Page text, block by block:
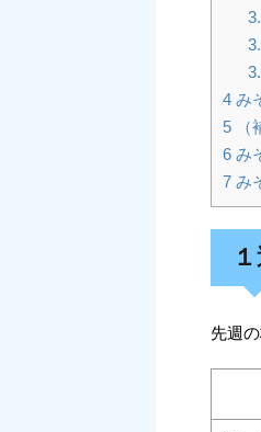
4 み
5 （
6 み
7 み
先週